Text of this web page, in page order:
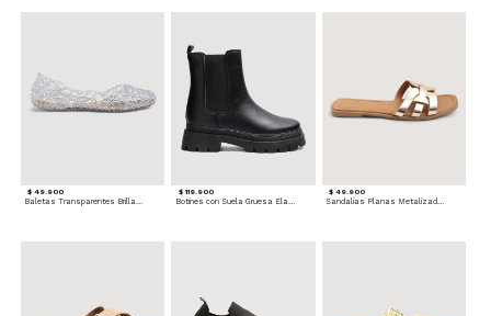
$ 49.900
Baletas Transparentes Brillantes
$ 119.900
Botines con Suela Gruesa Elastizada
$ 49.900
Sandalias Planas Metalizadas